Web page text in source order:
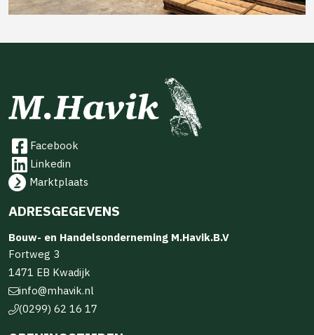
Facebook
Linkedin
Marktplaats
ADRESGEGEVENS
Bouw- en Handelsonderneming M.Havik.B.V
Fortweg 3
1471 EB Kwadijk
info@mhavik.nl
(0299) 62 16 17